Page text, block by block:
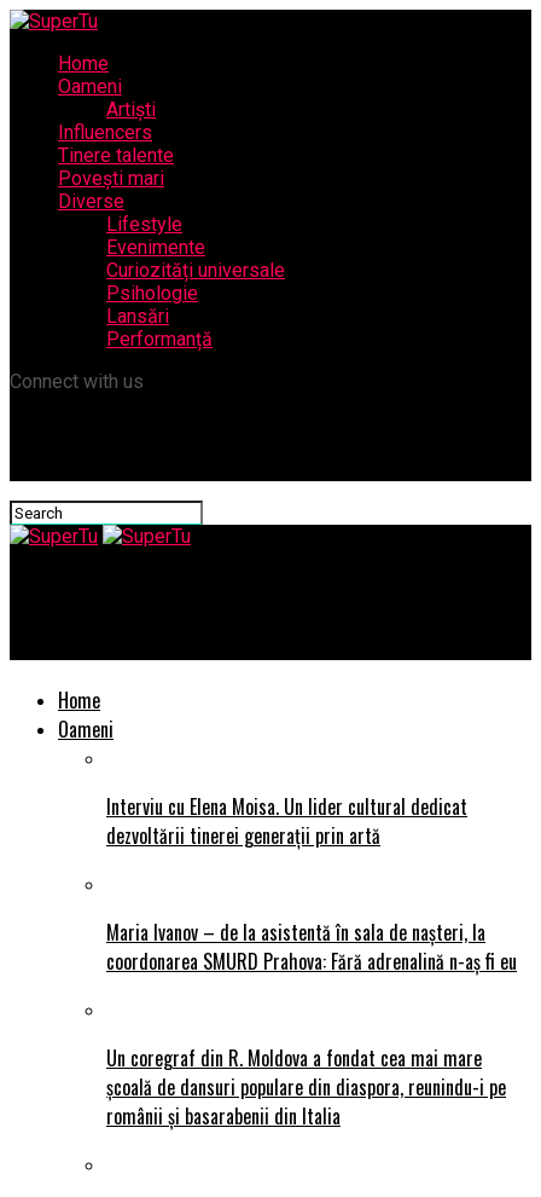
Home
Oameni
Artiști
Influencers
Tinere talente
Povești mari
Diverse
Lifestyle
Evenimente
Curiozități universale
Psihologie
Lansări
Performanță
Connect with us
Home
Oameni
Interviu cu Elena Moisa. Un lider cultural dedicat
dezvoltării tinerei generații prin artă
Maria Ivanov – de la asistentă în sala de nașteri, la
coordonarea SMURD Prahova: Fără adrenalină n-aș fi eu
Un coregraf din R. Moldova a fondat cea mai mare
școală de dansuri populare din diaspora, reunindu-i pe
românii și basarabenii din Italia